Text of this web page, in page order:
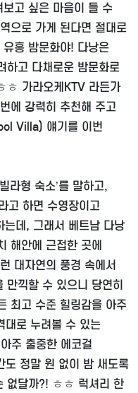
고 싶은 마음이 들 수
으로 가게 된다면 절대로
흥 밤문화야! 다낭은
하고 다채로운 밤문화로
ㅎ 가라오케KTV 라든가
에 강력히 추천해 주고
Villa) 얘기를 이번
라형 숙소’를 말하고,
고 하면 수영장이고
는데, 그래서 베트남 다낭
해안에 근접한 곳에
대자연의 풍경 속에서
끽할 수 있으니 당연히
최고 수준 힐링감을 아주
대로 누려볼 수 있는
주 출중한 에코걸
도 정말 원 없이 밤 새도록
없달까?! ㅎㅎ 럭셔리 한